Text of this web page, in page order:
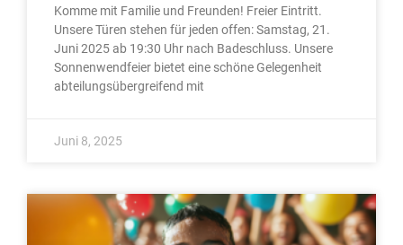
Komme mit Familie und Freunden! Freier Eintritt.
Unsere Türen stehen für jeden offen: Samstag, 21.
Juni 2025 ab 19:30 Uhr nach Badeschluss. Unsere
Sonnenwendfeier bietet eine schöne Gelegenheit
abteilungsübergreifend mit
Juni 8, 2025